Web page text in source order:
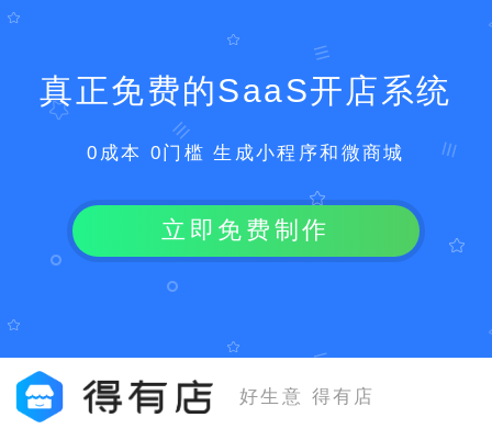
真正免费的SaaS开店系统
0成本 0门槛 生成小程序和微商城
立即免费制作
好生意 得有店